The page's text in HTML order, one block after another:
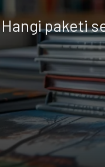
Hangi paketi